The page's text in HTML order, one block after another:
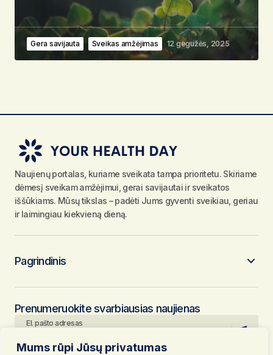
Mums rūpi Jūsų privatumas
Gera savijauta Sveikas amžėjimas 12 gegužės, 2025
Naujienų portalas, kuriame sveikata tampa prioritetu. Skiriame
dėmesį sveikam amžėjimui, gerai savijautai ir sveikatos
iššūkiams. Mūsų tikslas – padėti Jums gyventi sveikiau, geriau
ir laimingiau kiekvieną dieną.
Pagrindinis
Prenumeruokite svarbiausias naujienas
El. pašto adresas